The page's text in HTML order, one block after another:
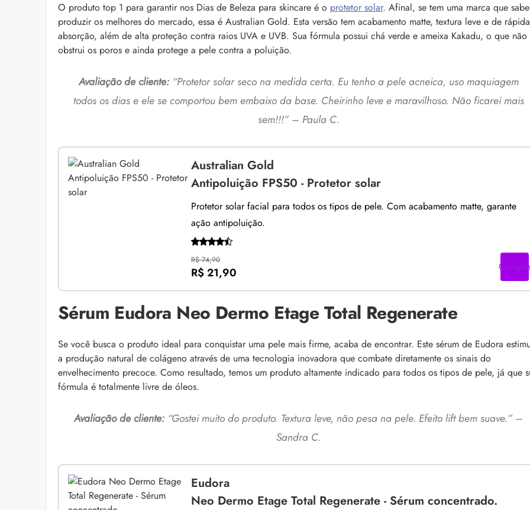
O produto top 1 para garantir nos Dias de Beleza para skincare é o protetor solar. Afinal, se tem uma marca que sabe
produzir os melhores do mercado, essa é Australian Gold. Esta versão tem acabamento matte, textura leve e de rápida
absorção, além de alta proteção contra raios UVA e UVB. Sua fórmula possui chá verde e ameixa Kakadu, o que
obstrui os poros e ainda protege a pele contra a poluição.
Avaliação de cliente:“Protetor solar seco na medida certa. Eu tenho a pele acneica, uso maquiagem
todos os dias e ele se comportou bem embaixo da base. Cheirinho leve e maravilhoso. Não ficarei mais
sem!!!” – Paula C.
Australian Gold
Antipoluição FPS50 - Protetor solar
Protetor solar facial para todos os tipos de pele. Com acabamento matte, garante
ação antipoluição.
R$ 74,90
R$ 21,90 Compre
Sérum Eudora Neo Dermo Etage Total Regenerate
Se você busca o produto ideal para conquistar uma pele mais firme, acaba de encontrar. Este sérum de Eudora
a produção natural de colágeno através de uma tecnologia inovadora que combate diretamente os sinais do
envelhecimento precoce. Como resultado, temos um produto altamente indicado para todos os tipos de pele, já que
fórmula é totalmente livre de óleos.
Avaliação de cliente: “Gostei muito do produto. Textura leve, não pesa na pele. Efeito lift bem suave.” –
Sandra C.
Eudora
Neo Dermo Etage Total Regenerate - Sérum concentrado.